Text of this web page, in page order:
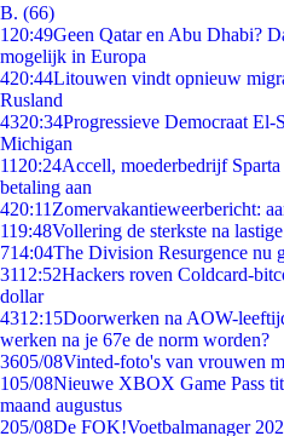
B. (66)
1 20:49Geen Qatar en Abu Dhabi?
mogelijk in Europa
420:44Litouwen vindt opnieuw
Rusland
4320:34Progressieve Democraat
Michigan
11 20:24Accell, moederbedrijf
betaling aan
420:11 Zomervakantieweerbericht:
119:48Vollering de sterkste na
714:04The Division Resurgence nu
3112:52Hackers roven Coldcard-
dollar
4312:15Doorwerken na AOW-
werken na je 67e de norm worden?
3605/08Vinted-foto's van vrouwen
105/08Nieuwe XBOX Game Pass
maand augustus
205/08De FOK!Voetbalmanager